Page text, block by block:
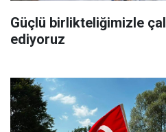
Güçlü birlikteliğimizle
ediyoruz